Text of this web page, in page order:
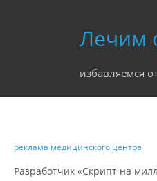
Лечим
избавляемся
реклама медицинского центра
Разработчик «Скрипт на